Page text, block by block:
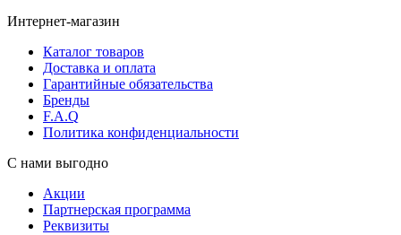
Интернет-магазин
Каталог товаров
Доставка и оплата
Гарантийные обязательства
Бренды
F.A.Q
Политика конфиденциальности
С нами выгодно
Акции
Партнерская программа
Реквизиты